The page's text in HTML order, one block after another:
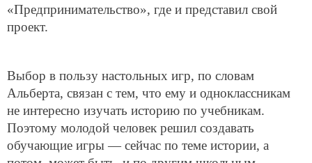
«Предпринимательство», где и представил свой
проект.
Выбор в пользу настольных игр, по словам
Альберта, связан с тем, что ему и одноклассникам
не интересно изучать историю по учебникам.
Поэтому молодой человек решил создавать
обучающие игры — сейчас по теме истории, а